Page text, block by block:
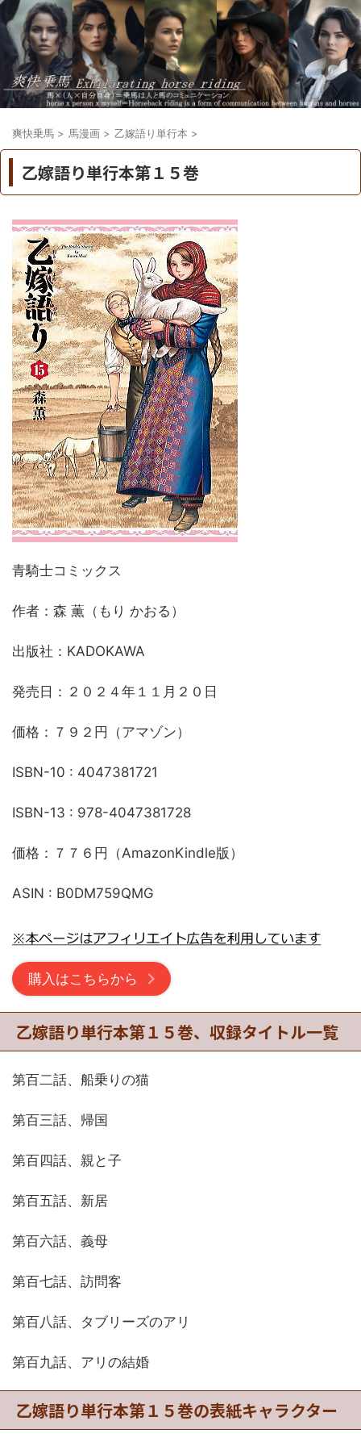
爽快乗馬 > 馬漫画 > 乙嫁語り単行本 >
乙嫁語り単行本第１５巻
青騎士コミックス
作者：森 薫（もり かおる）
出版社：KADOKAWA
発売日：２０２４年１１月２０日
価格：７９２円（アマゾン）
ISBN-10 : 4047381721
ISBN-13 : 978-4047381728
価格：７７６円（AmazonKindle版）
ASIN : B0DM759QMG
購入はこちらから
乙嫁語り単行本第１５巻、収録タイトル一覧
第百二話、船乗りの猫
第百三話、帰国
第百四話、親と子
第百五話、新居
第百六話、義母
第百七話、訪問客
第百八話、タブリーズのアリ
第百九話、アリの結婚
乙嫁語り単行本第１５巻の表紙キャラクター